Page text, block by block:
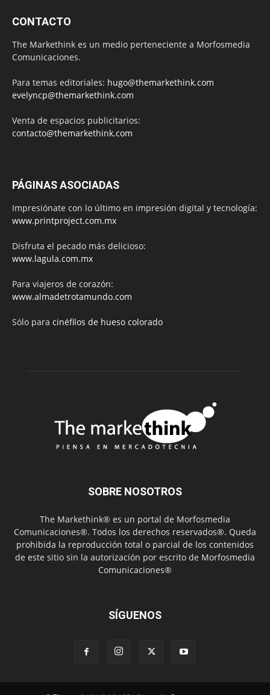
CONTACTO
The Markethink es un medio perteneciente a Morfosmedia
Comunicaciones.
Para temas editoriales: hugo@themarkethink.com
evelyncp@themarkethink.com
Venta de espacios publicitarios:
contacto@themarkethink.com
PÁGINAS ASOCIADAS
Impresiónate con lo último en impresión digital y tecnología:
www.printproject.com.mx
Disfruta el pecado más delicioso:
www.lagula.com.mx
Para viajeros de corazón:
www.almadetrotamundo.com
Sólo para cinéfilos de hueso colorado
SOBRE NOSOTROS
The Markethink® es un portal de Morfosmedia
Comunicaciones®. Todos los derechos reservados®. Queda
prohibida la reproducción total o parcial de los contenidos
de este sitio sin la autorización por escrito de Morfosmedia
Comunicaciones®
SÍGUENOS